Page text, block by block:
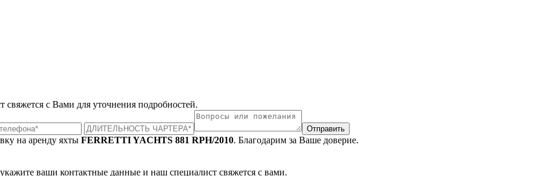
свяжется с Вами для уточнения подробностей.
Отправить
на аренду яхты FERRETTI YACHTS 881 RPH/2010. Благодарим за Ваше доверие.
ваши контактные данные и наш специалист свяжется с вами.